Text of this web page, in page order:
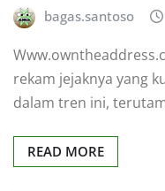
bagas.santoso
rekam jejaknya yang
dalam tren ini,
READ MORE